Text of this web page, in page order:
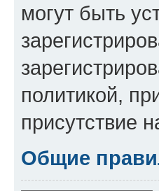
могут быть
политикой,
присутствие
Общие